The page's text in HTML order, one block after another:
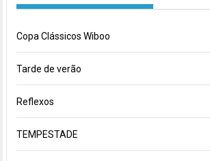
Copa Clássicos Wiboo
Tarde de verão
Reflexos
TEMPESTADE